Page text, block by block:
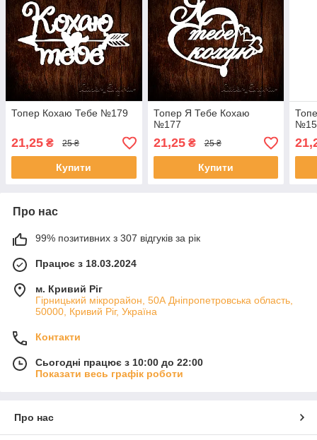
Топер Кохаю Тебе №179
21,25 ₴ 25 ₴
Купити
Топер Я Тебе Кохаю
№177
21,25₴ 25 ₴
Купити
Про нас
99% позитивних з 307 відгуків за рік
Працює з 18.03.2024
м. Кривий Ріг
Гірницький мікрорайон, 50А Дніпропетровська область,
50000, Кривий Ріг, Україна
Контакти
Сьогодні працює з 10:00 до 22:00
Показати весь графік роботи
Про нас